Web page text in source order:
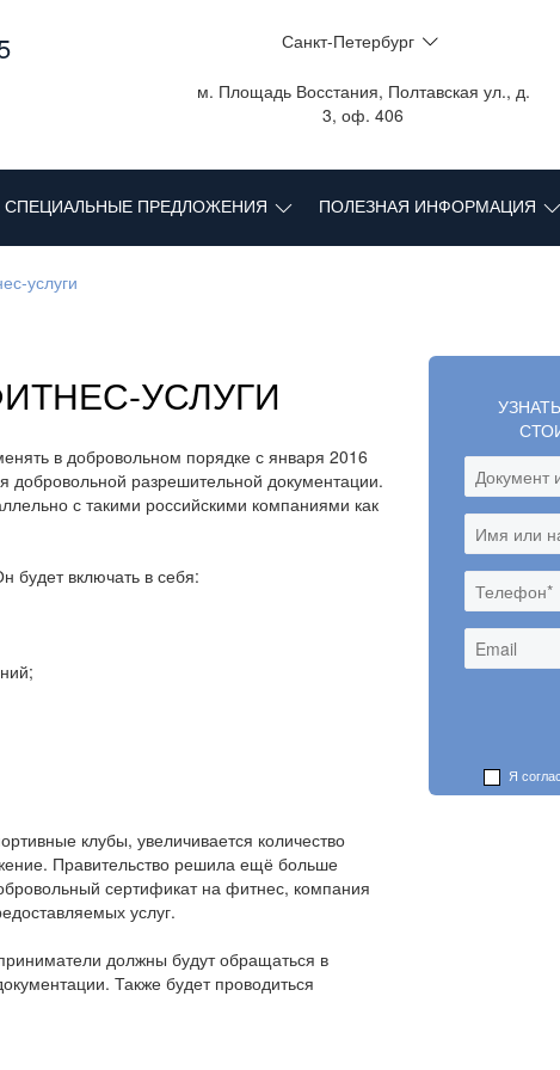
Санкт-Петербург
м. Площадь Восстания, Полтавская ул., д.
3, оф. 406
СПЕЦИАЛЬНЫЕ ПРЕДЛОЖЕНИЯ ПОЛЕЗНАЯ ИНФОРМАЦИЯ
услуги
УСЛУГИ
в добровольном порядке с января 2016
добровольной разрешительной документации.
с такими российскими компаниями как
будет включать в себя:
клубы, увеличивается количество
Правительство решила ещё больше
сертификат на фитнес, компания
услуг.
должны будут обращаться в
Также будет проводиться
Я